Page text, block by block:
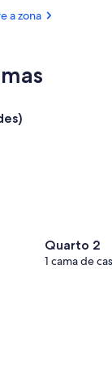
a zona
Quarto 2
1 cama de